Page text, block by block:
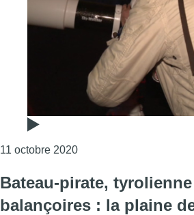
11 octobre 2020Consulter l'article
Bateau-pirate,
balançoires : la plaine